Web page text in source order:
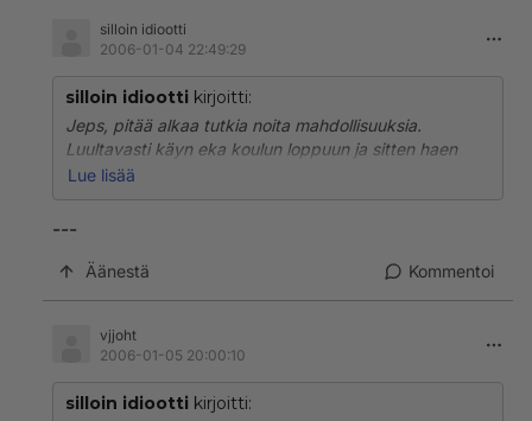
silloin idiootti
2006-01-04 22:49:29
silloin idiootti kirjoitti:
Jeps, pitää alkaa tutkia noita mahdollisuuksia.
Luultavasti käyn eka koulun loppuun ja sitten haen
kurssille. Ei maailma tosiaankaan kaadu vaikka en
kuukaudelle, nyt jälkeenpäin harmittanut ihan helvetisti
moni tosin epätoivoisesti väittääkkiin.
Lue lisää
---
Äänestä Kommentoi
vjjoht
2006-01-05 20:00:10
silloin idiootti kirjoitti: